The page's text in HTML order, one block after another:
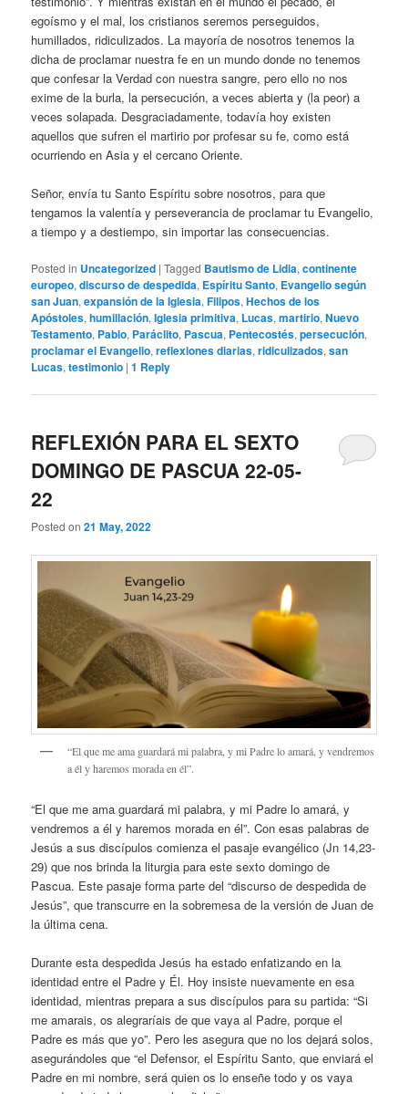
egoísmo y el mal, los cristianos seremos perseguidos,
humillados, ridiculizados. La mayoría de nosotros tenemos la
dicha de proclamar nuestra fe en un mundo donde no tenemos
que confesar la Verdad con nuestra sangre, pero ello no nos
exime de la burla, la persecución, a veces abierta y (la peor) a
veces solapada. Desgraciadamente, todavía hoy existen
aquellos que sufren el martirio por profesar su fe, como está
ocurriendo en Asia y el cercano Oriente.
Señor, envía tu Santo Espíritu sobre nosotros, para que
tengamos la valentía y perseverancia de proclamar tu Evangelio,
a tiempo y a destiempo, sin importar las consecuencias.
Posted in Uncategorized |Tagged Bautismo de Lidia,continente
europeo,discurso de despedida, Espíritu Santo, Evangelio según
san Juan,expansión de la Iglesia,Filipos,Hechos de los
Apóstoles,humillación,Iglesia primitiva, Lucas,martirio,Nuevo
Testamento, Pablo, Paráclito, Pascua, Pentecostés,persecución,
proclamar el Evangelio,reflexiones diarias,ridiculizados,san
Lucas,testimonio |1 Reply
REFLEXIÓN PARA EL SEXTO
DOMINGO DE PASCUA 22-05-
22
Posted on21 May, 2022
“El que me ama guardará mi palabra, y mi Padre lo amará, y vendremos
a él y haremos morada en él”.
“El que me ama guardará mi palabra, y mi Padre lo amará, y
vendremos a él y haremos morada en él”. Con esas palabras de
Jesús a sus discípulos comienza el pasaje evangélico (Jn 14,23-
29) que nos brinda la liturgia para este sexto domingo de
Pascua. Este pasaje forma parte del “discurso de despedida de
Jesús”, que transcurre en la sobremesa de la versión de Juan de
la última cena.
Durante esta despedida Jesús ha estado enfatizando en la
identidad entre el Padre y Él. Hoy insiste nuevamente en esa
identidad, mientras prepara a sus discípulos para su partida: “Si
me amarais, os alegraríais de que vaya al Padre, porque el
Padre es más que yo”. Pero les asegura que no los dejará solos,
asegurándoles que “el Defensor, el Espíritu Santo, que enviará el
Padre en mi nombre, será quien os lo enseñe todo y os vaya